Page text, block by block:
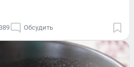
Обсудить